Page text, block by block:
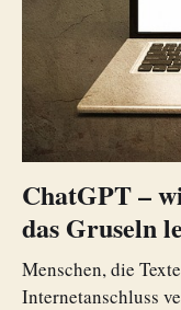
ChatGPT –
das Gruseln
Menschen, die
Internetanschluss